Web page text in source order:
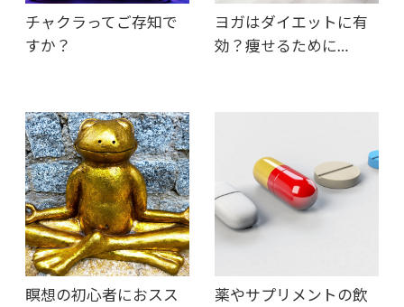
チャクラってご存知で
すか？
ヨガはダイエットに有
効？痩せるために…
瞑想の初心者におスス
薬やサプリメントの飲